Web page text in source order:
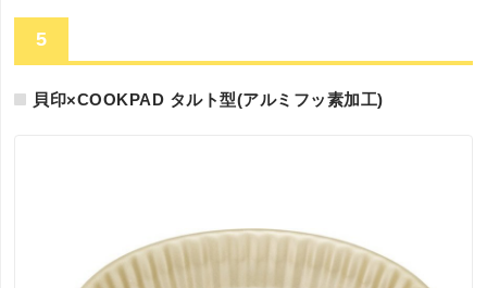
5
貝印×COOKPAD タルト型(アルミフッ素加工)